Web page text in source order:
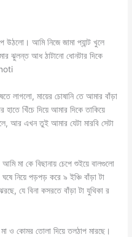
উঠলো। আমি নিজে জামা প্যান্ট খুলে
ঝুলন্ত আধ ঠাটানো ধোনটার দিকে
লাগলো, মায়ের চোষানি তে আমার বাঁড়া
হাতে খিঁচে দিয়ে আমার দিকে তাকিয়ে
আর এখন তুই আমার যেটা মারবি সেটা
মা কে বিছানায় চেপে শুইয়ে বালগুলো
ঘষে নিয়ে পড়পড় করে ৯ ইঞ্চি বাঁড়া টা
যে বিনা কসরতে বাঁড়া টা যুথিকা র
ও কোমর তোলা দিয়ে তলঠাপ মারছে।